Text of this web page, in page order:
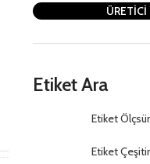
ÜRETİCİ
Etiket Ara
Etiket
Etiket